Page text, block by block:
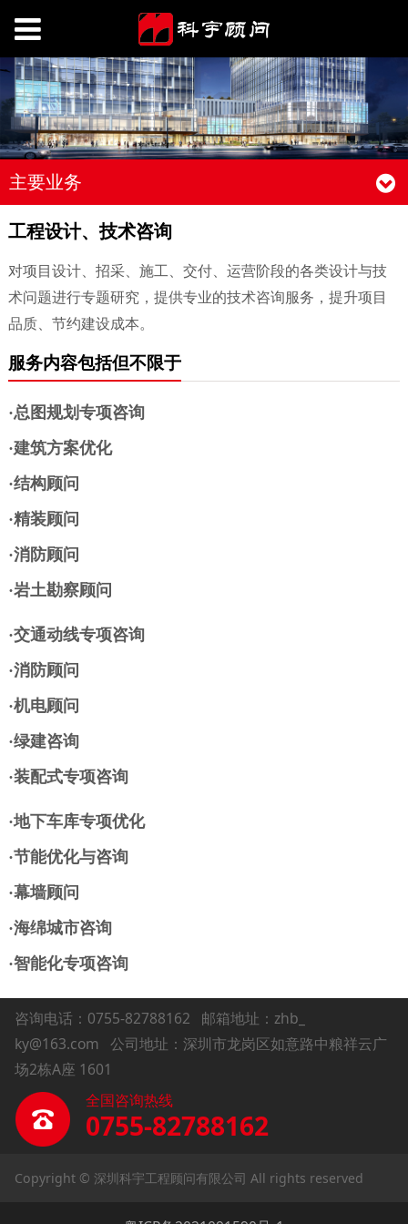
主要业务
工程设计、技术咨询
对项目设计、招采、施工、交付、运营阶段的各类设计与技
术问题进行专题研究，提供专业的技术咨询服务，提升项目
品质、节约建设成本。
服务内容包括但不限于
·总图规划专项咨询
·建筑方案优化
·结构顾问
·精装顾问
·消防顾问
·岩土勘察顾问
·交通动线专项咨询
·消防顾问
·机电顾问
·绿建咨询
·装配式专项咨询
·地下车库专项优化
·节能优化与咨询
·幕墙顾问
·海绵城市咨询
·智能化专项咨询
咨询电话：0755-82788162
邮箱地址：zhb_
ky@163.com 公司地址：深圳市龙岗区如意路中粮祥云广
场2栋A座 1601
全国咨询热线
0755-82788162
Copyright © 深圳科宇工程顾问有限公司 All rights reserved